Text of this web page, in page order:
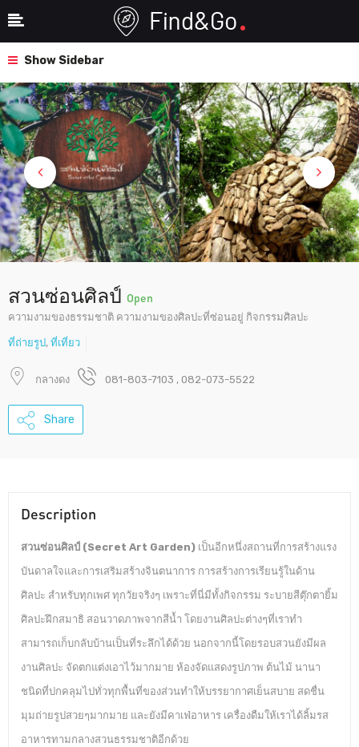
Show Sidebar
สวนซ่อนศิลป์ Open
ความงามของธรรมชาติ ความงามของศิลปะที่ซ่อนอยู่ กิจกรรมศิลปะ
ที่ถ่ายรูป, ที่เที่ยว
กลางดง 081-803-7103 , 082-073-5522
Share
Description
สวนซ่อนศิลป์ (Secret Art Garden) เป็นอีกหนึ่งสถานที่การสร้างแรง
บันดาลใจและการเสริมสร้างจินตนาการ การสร้างการเรียนรู้ในด้าน
ศิลปะ สำหรับทุกเพศ ทุกวัยจริงๆ เพราะที่นี่มีทั้งกิจกรรม ระบายสีตุ๊กตายิ้ม
ศิลปะฝึกสมาธิ สอนวาดภาพจากสีน้ำ โดยงานศิลปะต่างๆที่เราทำ
สามารถเก็บกลับบ้านเป็นที่ระลึกได้ด้วย นอกจากนี้โดยรอบสวนยังมีผล
งานศิลปะ จัดตกแต่งเอาไว้มากมาย ห้องจัดแสดงรูปภาพ ต้นไม้ นานา
ชนิดที่ปกคลุมไปทั่วทุกพื้นที่ของส่วนทำให้บรรยากาศเย็นสบาย สดชื่น
มุมถ่ายรูปสวยๆมากมาย และยังมีคาเฟ่อาหาร เครื่องดืมให้เราได้ลิ้มรส
อาหารทามกลางสวนธรรมชาติอีกด้วย